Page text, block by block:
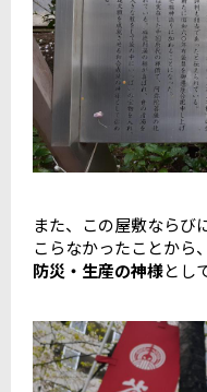
また、この屋敷ならび
こらなかったことから、
防災・生産の神様とし